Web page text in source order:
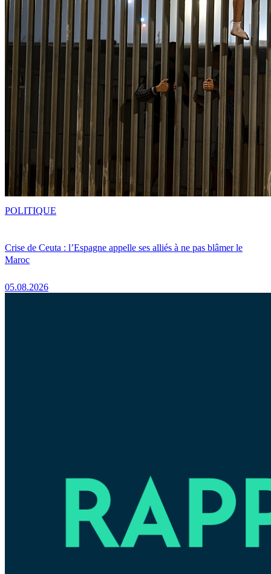
Crise de Ceuta : l’Espagne appelle ses alliés à ne pas blâmer le
Maroc
05.08.2026
POLITIQUE